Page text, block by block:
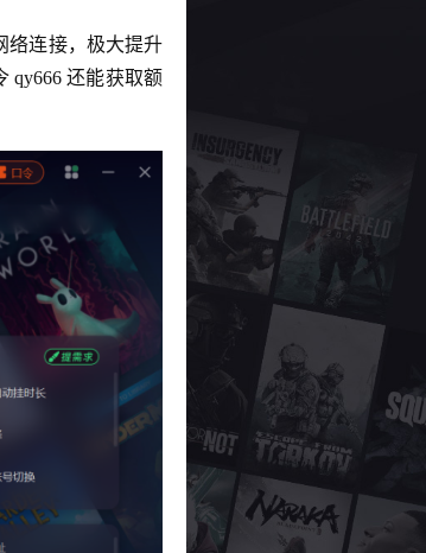
络连接，极大提升
qy666 还能获取额